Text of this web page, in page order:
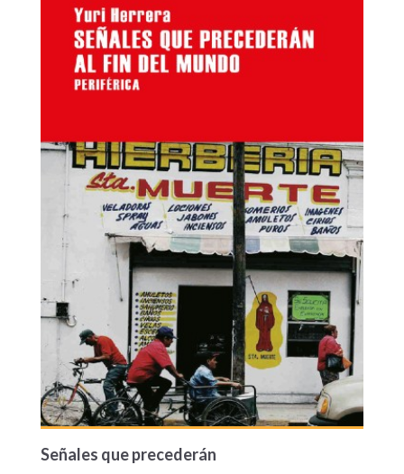
precederan.jpg
Señales que precederán